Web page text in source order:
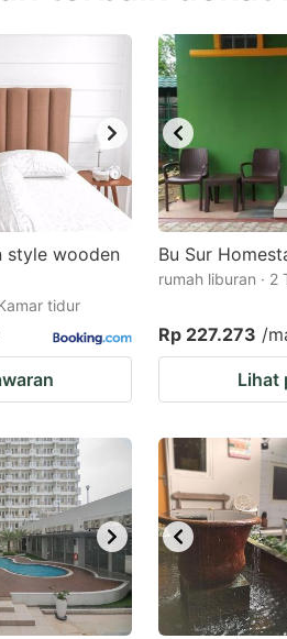
style wooden
tidur
Bu Sur
rumah liburan · 2
Rp 227.273 /
Lihat